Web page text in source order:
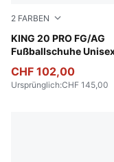
2 FARBEN
KING 20 PRO FG/AG
Fußballschuhe
PUMA White-
CHF 102,00
Ursprünglich:CHF 145,00